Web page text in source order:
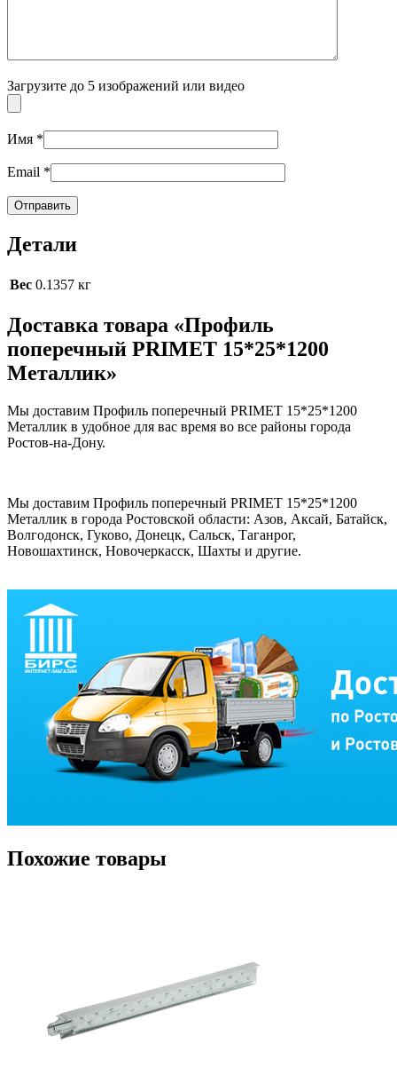
Загрузите до 5 изображений или видео
Имя *
Email *
Детали
Вес 0.1357 кг
Доставка товара «Профиль
поперечный PRIMET 15*25*1200
Металлик»
Мы доставим Профиль поперечный PRIMET 15*25*1200
Металлик в удобное для вас время во все районы города
Ростов-на-Дону.
Мы доставим Профиль поперечный PRIMET 15*25*1200
Металлик в города Ростовской области: Азов, Аксай, Батайск,
Волгодонск, Гуково, Донецк, Сальск, Таганрог,
Новошахтинск, Новочеркасск, Шахты и другие.
Похожие товары